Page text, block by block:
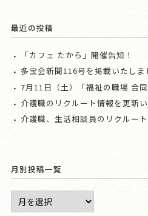
最近の投稿
「カフェ たから」開催告知！
多宝会新聞116号を掲載いたしま
7月11日（土）「福祉の職場 合
介護職のリクルート情報を更新
介護職、生活相談員のリクルー
月別投稿一覧